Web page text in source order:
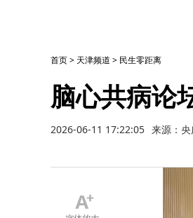
首页> 天津频道 > 民生零距离
脑心共病论
2026-06-11 17:22:05 来源：央